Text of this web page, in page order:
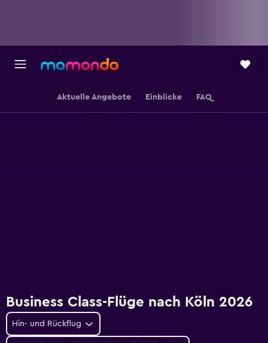
Aktuelle Angebote Einblicke FAQ
Business Class-Flüge nach Köln 2026
Hin- und Rückflug